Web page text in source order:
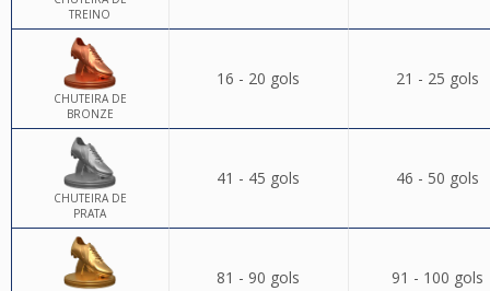
TREINO
CHUTEIRA DE
BRONZE
16 - 20 gols 21 - 25 gols
CHUTEIRA DE
PRATA
41 - 45 gols 46 - 50 gols
81 - 90 gols 91 - 100 gols